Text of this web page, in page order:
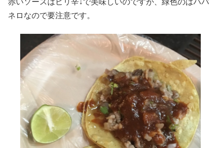
赤いソースはピリ辛↓で美味しいのですが、緑色のはハバ
ネロなので要注意です。